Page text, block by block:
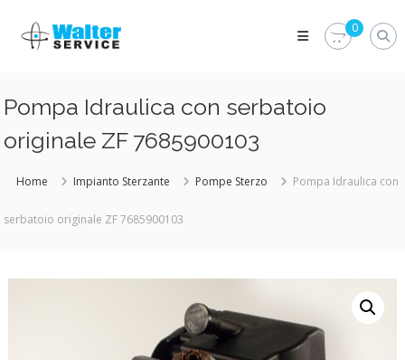
content
Walter
Service
parti
del
veicolo?
Walter
0
Pompa Idraulica con serbatoio
originale ZF 7685900103
Home Impianto Sterzante Pompe Sterzo Pompa Idraulica con
serbatoio originale ZF 7685900103